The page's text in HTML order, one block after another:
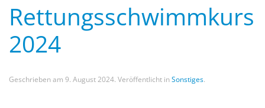
Rettungsschwimmkurs
2024
Geschrieben am 9. August 2024. Veröffentlicht inSonstiges.